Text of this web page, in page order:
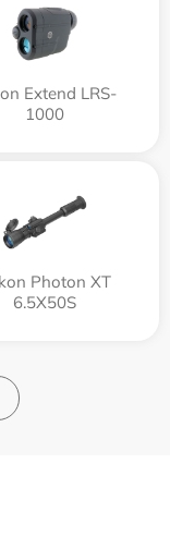
Extend LRS-
1000
Photon XT
6.5X50S